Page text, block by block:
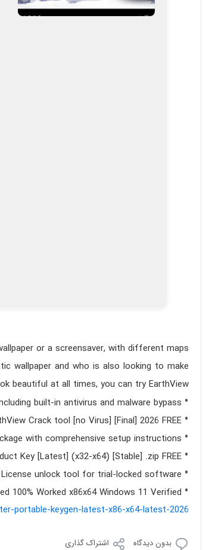
or a screensaver, with different maps
wallpaper and who is also looking to make
beautiful at all times, you can try EarthView.
built-in antivirus and malware bypass
Crack tool [no Virus] [Final] 2026 FREE
with comprehensive setup instructions
Key [Latest] (x32-x64) [Stable] .zip FREE
License unlock tool for trial-locked software
100% Worked x86x64 Windows 11 Verified
portable-keygen-latest-x86-x64-latest-2026/
بدون دیدگاه اشتراک گذاری